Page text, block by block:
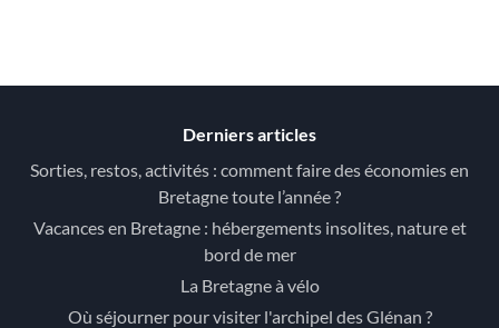
Derniers articles
Sorties, restos, activités : comment faire des économies en
Bretagne toute l’année ?
Vacances en Bretagne : hébergements insolites, nature et
bord de mer
La Bretagne à vélo
Où séjourner pour visiter l'archipel des Glénan ?